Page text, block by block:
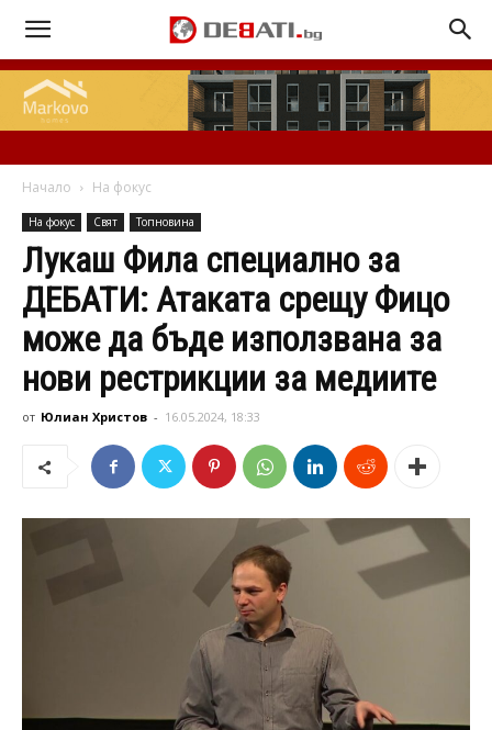
Начало На фокус
На фокус Свят Топновина
Лукаш Фила специално за
ДЕБАТИ: Атаката срещу Фицо
може да бъде използвана за
нови рестрикции за медиите
от Юлиан Христов - 16.05.2024, 18:33